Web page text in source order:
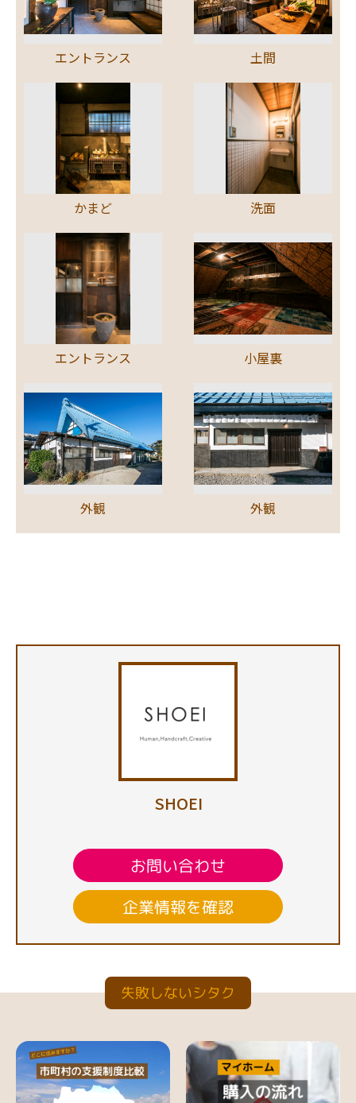
エントランス 土間
かまど 洗面
エントランス 小屋裏
外観 外観
SHOEI
お問い合わせ
企業情報を確認
失敗しないシタク